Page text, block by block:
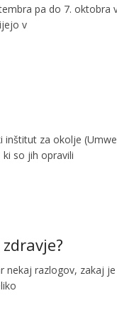
pa do 7. oktobra
v
inštitut za okolje
so jih opravili
nekaj razlogov, zakaj